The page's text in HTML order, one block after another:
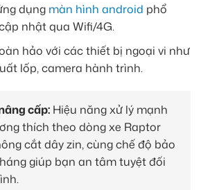
dụng màn hình android phổ
nhật qua Wifi/4G.
hảo với các thiết bị ngoại vi như
lốp, camera hành trình.
cấp: Hiệu năng xử lý mạnh
thích theo dòng xe Raptor
cắt dây zin, cùng chế độ bảo
giúp bạn an tâm tuyệt đối